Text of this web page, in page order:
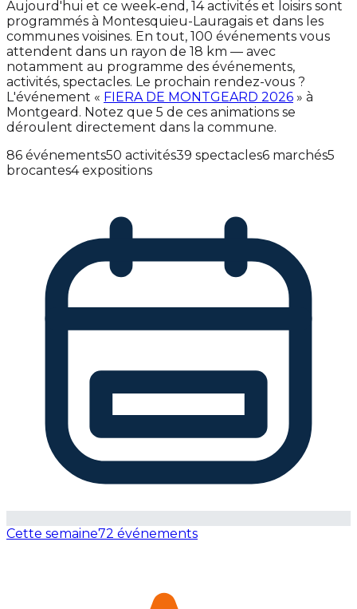
Aujourd'hui et ce week‑end, 14 activités et loisirs sont
programmés à Montesquieu-Lauragais et dans les
communes voisines. En tout, 100 événements vous
attendent dans un rayon de 18 km — avec
notamment au programme des événements,
activités, spectacles. Le prochain rendez-vous ?
L'événement « FIERA DE MONTGEARD 2026 » à
Montgeard. Notez que 5 de ces animations se
déroulent directement dans la commune.
86 événements50 activités39 spectacles6 marchés5
brocantes4 expositions
Cette semaine72 événements